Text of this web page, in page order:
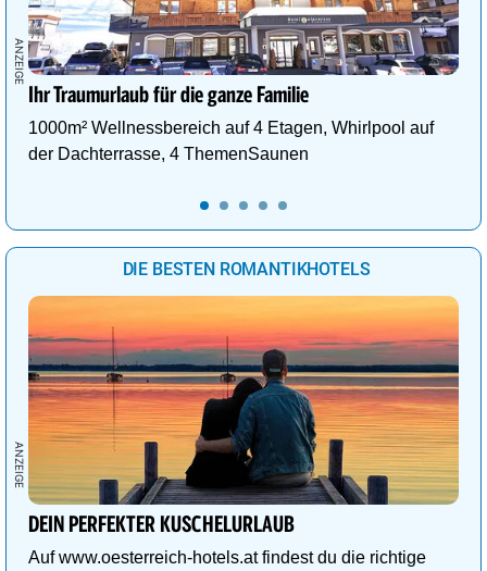
Ihr Traumurlaub für die ganze Familie
1000m² Wellnessbereich auf 4 Etagen, Whirlpool auf
der Dachterrasse, 4 ThemenSaunen
DIE BESTEN ROMANTIKHOTELS
DEIN PERFEKTER KUSCHELURLAUB
Auf www.oesterreich-hotels.at findest du die richtige